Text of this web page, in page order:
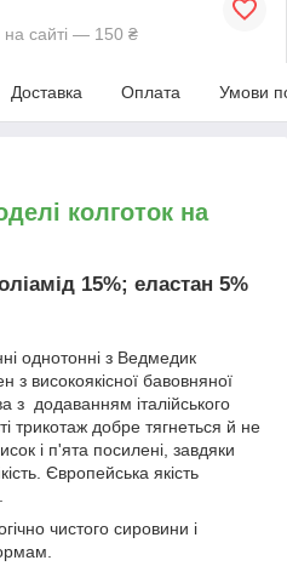
на сайті — 150 ₴
Доставка Оплата Умови
колготок на
15%; еластан 5%
однотонні з Ведмедик
з високоякісної бавовняної
з додаванням італійського
трикотаж добре тягнеться й не
і п'ята посилені, завдяки
Європейська якість
чистого сировини і